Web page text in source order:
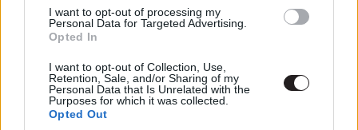
I want to opt-out of processing my
Personal Data for Targeted Advertising.
Opted In
I want to opt-out of Collection, Use,
Retention, Sale, and/or Sharing of my
Personal Data that Is Unrelated with the
Purposes for which it was collected.
Opted Out
forgatókönyve is van hozzá.) Fontos tudni, hogy két
fontos országban - Olaszországban és Japánban - még
úgy érzi, van igény a folytatásra.